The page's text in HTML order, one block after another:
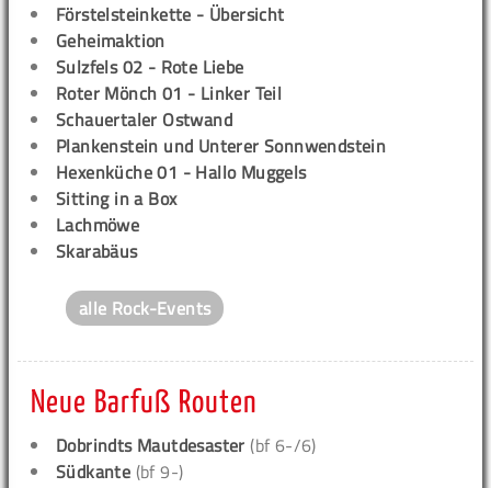
Förstelsteinkette - Übersicht
Geheimaktion
Sulzfels 02 - Rote Liebe
Roter Mönch 01 - Linker Teil
Schauertaler Ostwand
Plankenstein und Unterer Sonnwendstein
Hexenküche 01 - Hallo Muggels
Sitting in a Box
Lachmöwe
Skarabäus
alle Rock-Events
Neue Barfuß Routen
Dobrindts Mautdesaster (bf 6-/6)
Südkante (bf 9-)